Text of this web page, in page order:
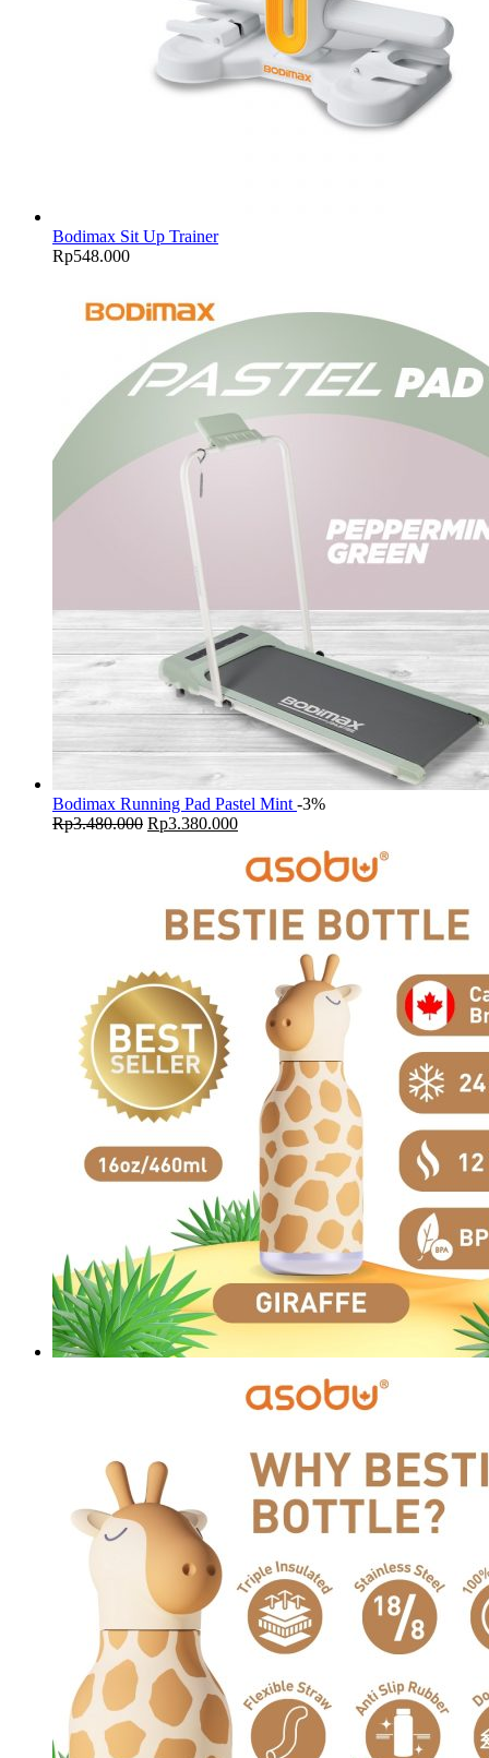
Bodimax Sit Up Trainer
Rp548.000
Bodimax Running Pad Pastel Mint -3%
Rp3.480.000 Original
Rp3.380.000Current
is:
Rp3.380.000.